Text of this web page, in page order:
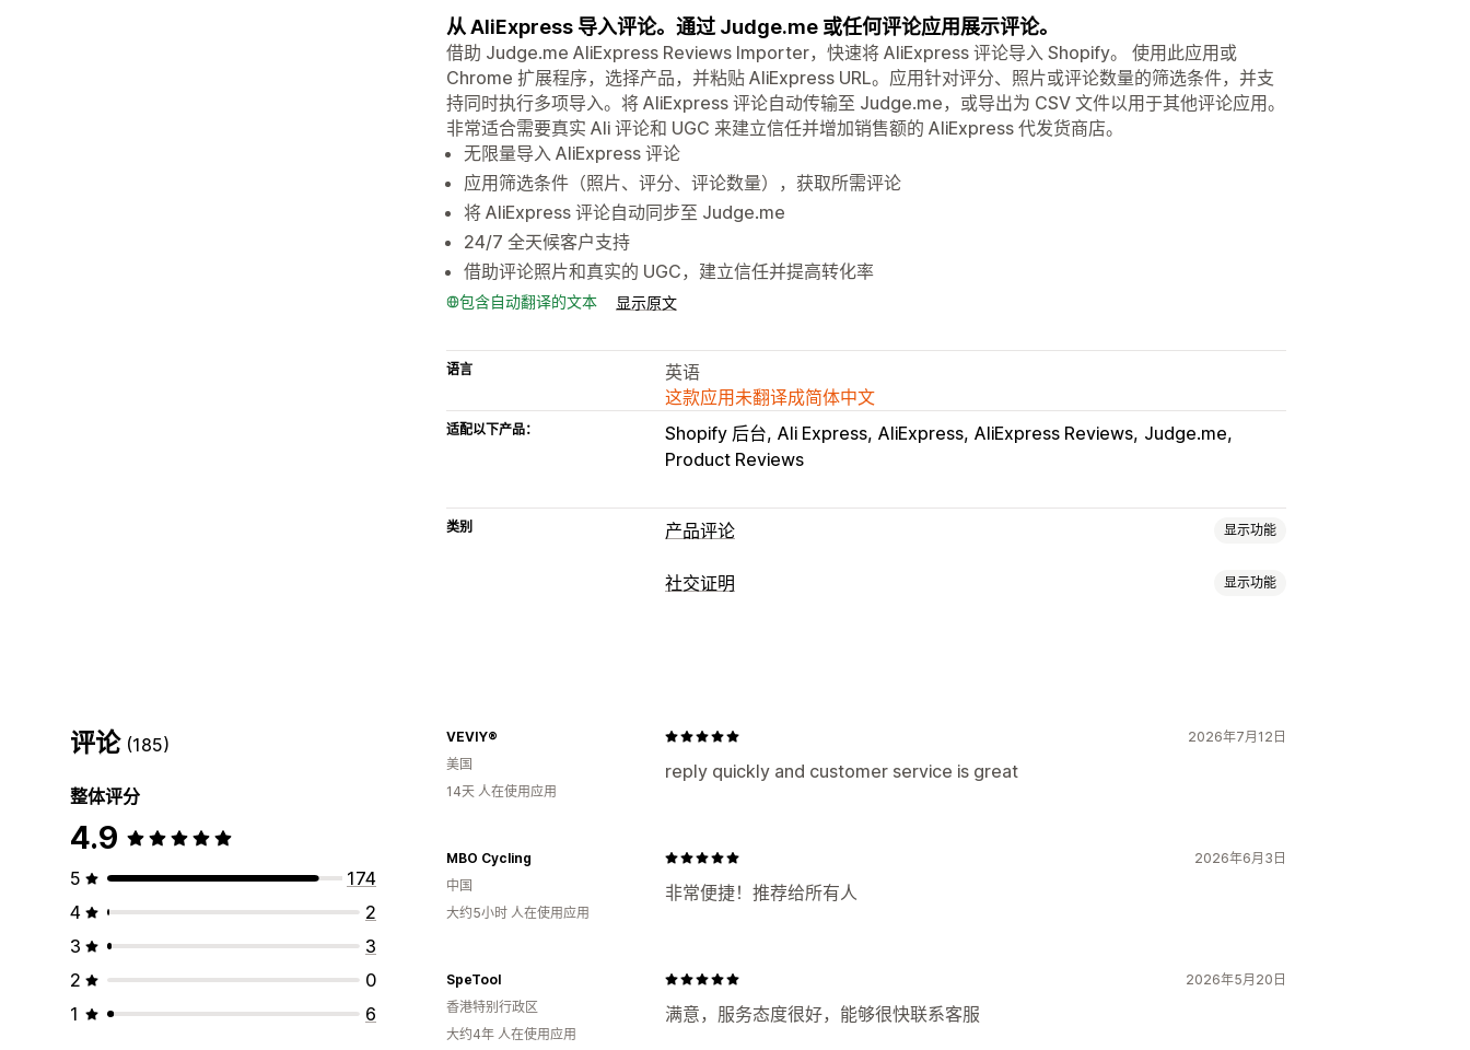
从 AliExpress 导入评论。通过 Judge.me 或任何评论应用展示评论。
借助 Judge.me AliExpress Reviews Importer，快速将 AliExpress 评论导入 Shopify。 使用此应用或
Chrome 扩展程序，选择产品，并粘贴 AliExpress URL。应用针对评分、照片或评论数量的筛选条件，并支
持同时执行多项导入。将 AliExpress 评论自动传输至 Judge.me，或导出为 CSV 文件以用于其他评论应用。
非常适合需要真实 Ali 评论和 UGC 来建立信任并增加销售额的 AliExpress 代发货商店。
无限量导入 AliExpress 评论
应用筛选条件（照片、评分、评论数量），获取所需评论
将 AliExpress 评论自动同步至 Judge.me
24/7 全天候客户支持
借助评论照片和真实的 UGC，建立信任并提高转化率
包含自动翻译的文本 显示原文
语言
英语
这款应用未翻译成简体中文
适配以下产品： Shopify 后台 Ali Express AliExpress AliExpress Reviews Judge.me
Product Reviews
类别 产品评论 显示功能
展示选项
社交证明 显示功能
评论 (185)
整体评分
4.9
5
174
4
2
3
3
2
0
1
6
2026年7月12日
reply quickly and customer service is great
VEVIY®
美国
14天 人在使用应用
2026年6月3日
非常便捷！推荐给所有人
MBO Cycling
中国
大约5小时 人在使用应用
2026年5月20日
满意，服务态度很好，能够很快联系客服
SpeTool
香港特别行政区
大约4年 人在使用应用